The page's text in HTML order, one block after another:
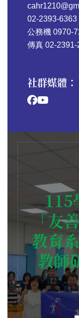
02-2393-6363
公務機 0970-
傳真 02-2391-
社群媒體：
115
「友
教育
教師